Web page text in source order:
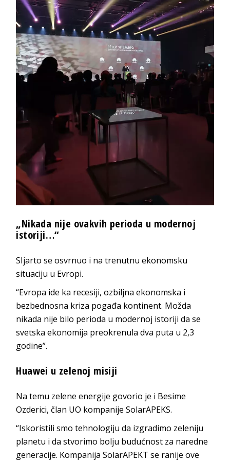
„Nikada nije ovakvih perioda u modernoj
istoriji…“
SIjarto se osvrnuo i na trenutnu ekonomsku
situaciju u Evropi.
“Evropa ide ka recesiji, ozbiljna ekonomska i
bezbednosna kriza pogađa kontinent. Možda
nikada nije bilo perioda u modernoj istoriji da se
svetska ekonomija preokrenula dva puta u 2,3
godine”.
Huawei u zelenoj misiji
Na temu zelene energije govorio je i Besime
Ozderici, član UO kompanije SolarAPEKS.
“Iskoristili smo tehnologiju da izgradimo zeleniju
planetu i da stvorimo bolju budućnost za naredne
generacije. Kompanija SolarAPEKT se ranije ove